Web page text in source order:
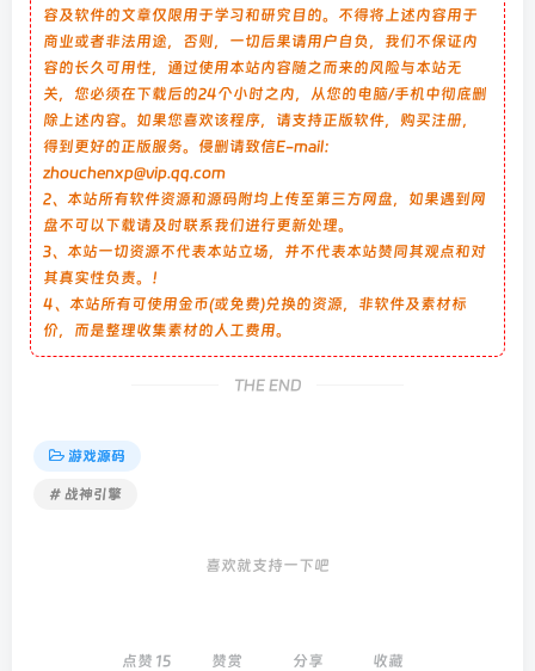
容及软件的文章仅限用于学习和研究目的。不得将上述内容用于
商业或者非法用途，否则，一切后果请用户自负，我们不保证内
容的长久可用性，通过使用本站内容随之而来的风险与本站无
关，您必须在下载后的24个小时之内，从您的电脑/手机中彻底删
除上述内容。如果您喜欢该程序，请支持正版软件，购买注册，
得到更好的正版服务。侵删请致信E-mail：
zhouchenxp@vip.qq.com
2、本站所有软件资源和源码附均上传至第三方网盘，如果遇到网
盘不可以下载请及时联系我们进行更新处理。
3、本站一切资源不代表本站立场，并不代表本站赞同其观点和对
其真实性负责。！
4、本站所有可使用金币(或免费)兑换的资源，非软件及素材标
价，而是整理收集素材的人工费用。
THE END
游戏源码
# 战神引擎
喜欢就支持一下吧
点赞 15 赞赏 分享 收藏